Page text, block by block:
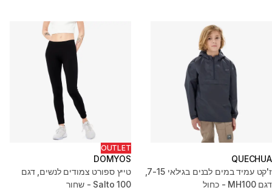
QUECHUA
דגם MH100 - כחול
OUTLET
DOMYOS
טייץ ספורט צמודים לנשים, דגם
Salto 100 - שחור